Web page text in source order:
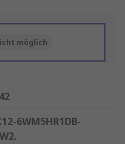
möglich
6WM5HR1DB-